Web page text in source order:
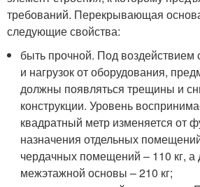
требований. Перекрывающая
следующие свойства:
быть прочной. Под воздействием
и нагрузок от оборудования,
должны появляться трещины и
конструкции. Уровень
квадратный метр изменяется от
назначения отдельных
чердачных помещений – 110 кг, а
межэтажной основы – 210 кг;